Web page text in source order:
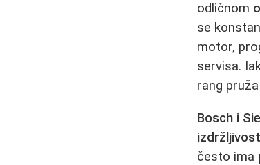
odličnom
se
motor,
servisa.
rang
Bosch i
često ima